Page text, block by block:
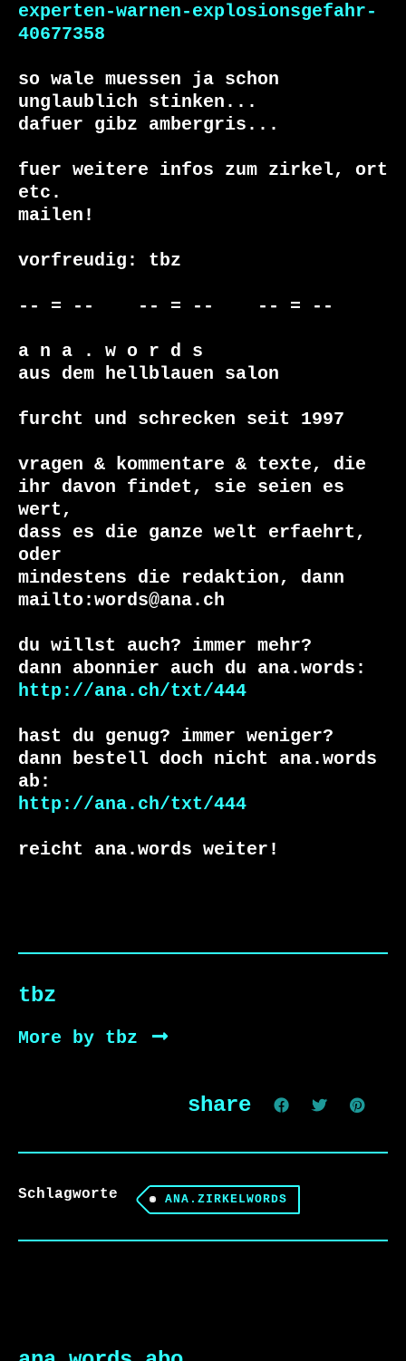
experten-warnen-explosionsgefahr-
40677358
so wale muessen ja schon
unglaublich stinken...
dafuer gibz ambergris...
fuer weitere infos zum zirkel, ort
etc.
mailen!
vorfreudig: tbz
-- = --    -- = --    -- = --
a n a . w o r d s
aus dem hellblauen salon
furcht und schrecken seit 1997
vragen & kommentare & texte, die
ihr davon findet, sie seien es
wert,
dass es die ganze welt erfaehrt,
oder
mindestens die redaktion, dann
mailto:words@ana.ch
du willst auch? immer mehr?
http://ana.ch/txt/444
hast du genug? immer weniger?
dann bestell doch nicht ana.words
http://ana.ch/txt/444
reicht ana.words weiter!
tbz
More by tbz
share
Schlagworte ANA.ZIRKELWORDS